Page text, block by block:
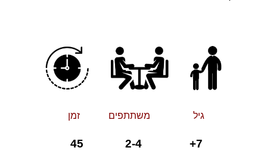
גיל משתתפים זמן
+ 2-4 45